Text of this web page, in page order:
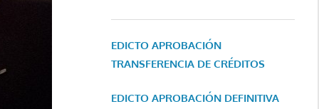
EDICTO APROBACIÓN
TRANSFERENCIA DE CRÉDITOS
EDICTO APROBACIÓN DEFINITIVA